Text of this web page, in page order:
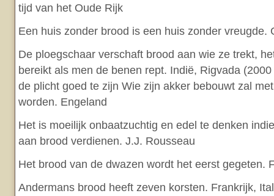
tijd van het Oude Rijk
Een huis zonder brood is een huis zonder vreugde.
De ploegschaar verschaft brood aan wie ze trekt,
bereikt als men de benen rept. Indië, Rigvada
de plicht goed te zijn Wie zijn akker bebouwt zal
worden. Engeland
Het is moeilijk onbaatzuchtig en edel te denken
aan brood verdienen. J.J. Rousseau
Het brood van de dwazen wordt het eerst gegeten.
Andermans brood heeft zeven korsten. Frankrijk,